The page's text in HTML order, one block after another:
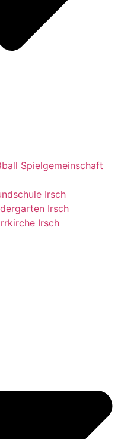
Spielgemeinschaft
Irsch
Irsch
Irsch